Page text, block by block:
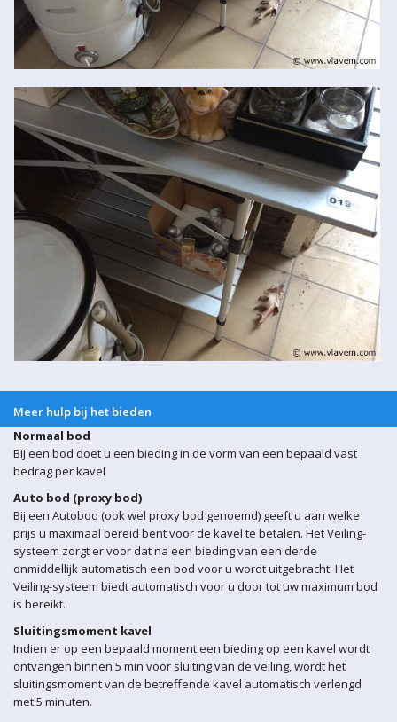
Meer hulp bij het bieden
Normaal bod
Bij een bod doet u een bieding in de vorm van een bepaald vast
bedrag per kavel
Auto bod (proxy bod)
Bij een Autobod (ook wel proxy bod genoemd) geeft u aan welke
prijs u maximaal bereid bent voor de kavel te betalen. Het Veiling-
systeem zorgt er voor dat na een bieding van een derde
onmiddellijk automatisch een bod voor u wordt uitgebracht. Het
Veiling-systeem biedt automatisch voor u door tot uw maximum bod
is bereikt.
Sluitingsmoment kavel
Indien er op een bepaald moment een bieding op een kavel wordt
ontvangen binnen 5 min voor sluiting van de veiling, wordt het
sluitingsmoment van de betreffende kavel automatisch verlengd
met 5 minuten.